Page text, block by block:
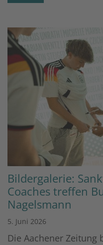
Bildergalerie:
Coaches treffen
Nagelsmann
5. Juni 2026
Die Aachener